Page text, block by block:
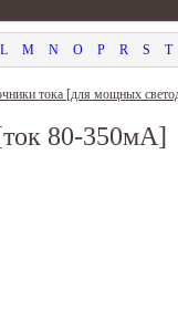
L M N O P R S T
тока [для мощных
80-350мА]